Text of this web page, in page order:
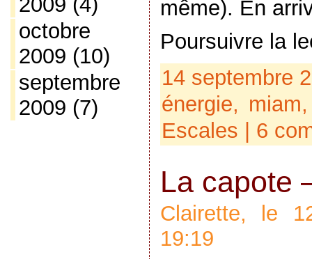
octobre
2009 (10)
septembre
2009 (7)
même). En
Poursuivre la
14 septembre
énergie, miam
Escales
6
La capote
Clairette, le
19:19